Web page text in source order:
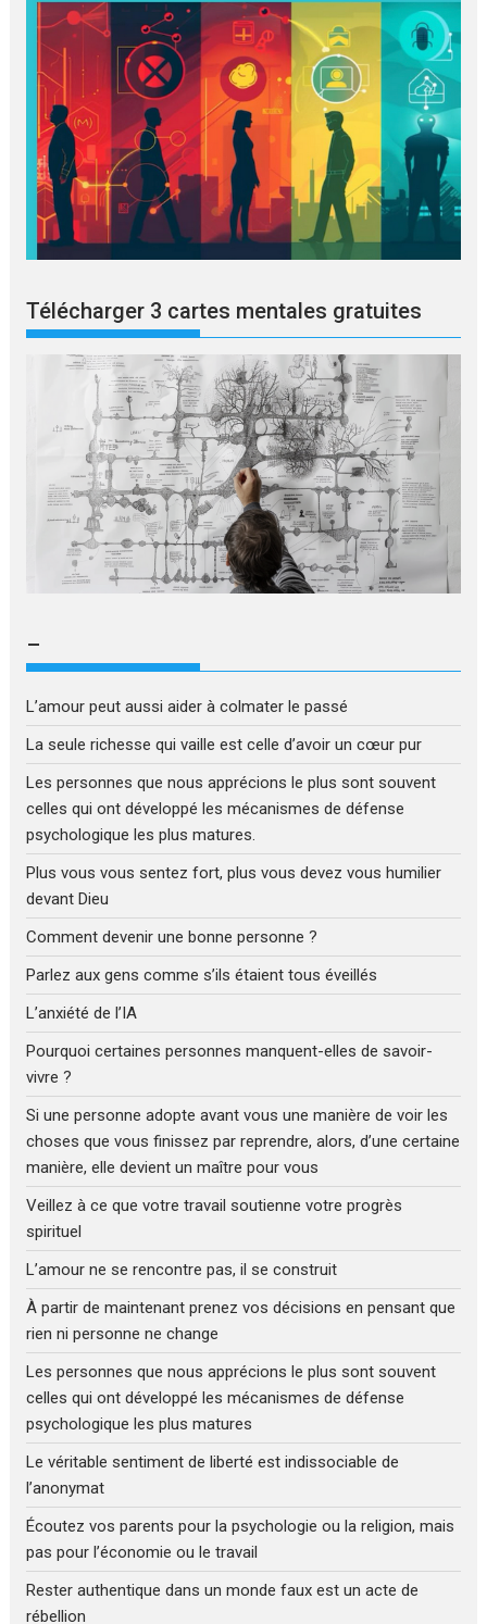
Télécharger 3 cartes mentales gratuites
–
L’amour peut aussi aider à colmater le passé
La seule richesse qui vaille est celle d’avoir un cœur pur
Les personnes que nous apprécions le plus sont souvent
celles qui ont développé les mécanismes de défense
psychologique les plus matures.
Plus vous vous sentez fort, plus vous devez vous humilier
devant Dieu
Comment devenir une bonne personne ?
Parlez aux gens comme s’ils étaient tous éveillés
L’anxiété de l’IA
Pourquoi certaines personnes manquent-elles de savoir-
vivre ?
Si une personne adopte avant vous une manière de voir les
choses que vous finissez par reprendre, alors, d’une certaine
manière, elle devient un maître pour vous
Veillez à ce que votre travail soutienne votre progrès
spirituel
L’amour ne se rencontre pas, il se construit
À partir de maintenant prenez vos décisions en pensant que
rien ni personne ne change
Les personnes que nous apprécions le plus sont souvent
celles qui ont développé les mécanismes de défense
psychologique les plus matures
Le véritable sentiment de liberté est indissociable de
l’anonymat
Écoutez vos parents pour la psychologie ou la religion, mais
pas pour l’économie ou le travail
Rester authentique dans un monde faux est un acte de
rébellion